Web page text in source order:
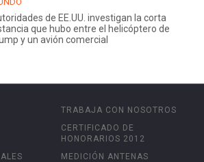
de EE.UU. investigan la corta
que hubo entre el helicóptero de
y un avión comercial
TRABAJA CON NOSOTROS
CERTIFICADO DE
HONORARIOS 2012
MEDICIÓN ANTENAS